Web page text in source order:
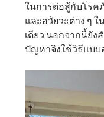
ในการต่อสู้กับโรค
และอวัยวะต่าง ๆ
เดียว นอกจากนี้ยั
ปัญหาจึงใช้วิธีแบบ